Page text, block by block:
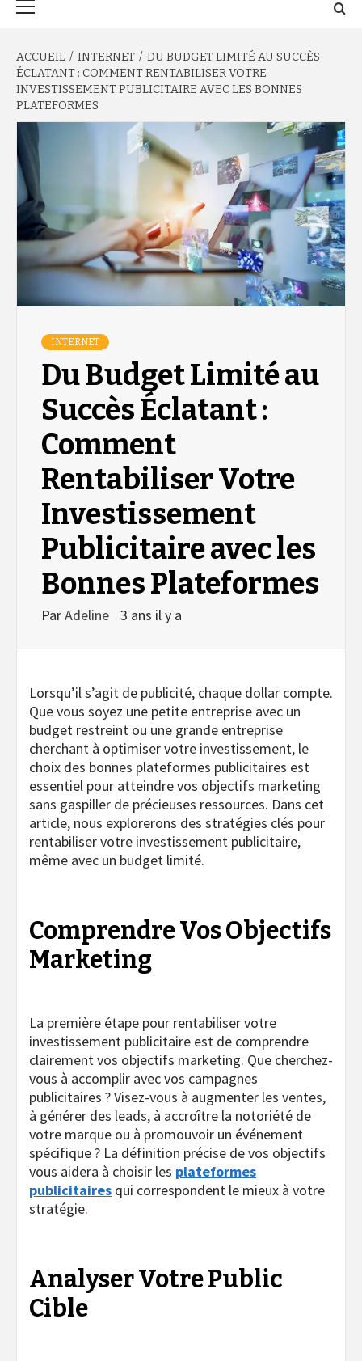
ACCUEIL INTERNET
DU BUDGET LIMITÉ AU SUCCÈS
ÉCLATANT : COMMENT RENTABILISER VOTRE
INVESTISSEMENT PUBLICITAIRE AVEC LES BONNES
PLATEFORMES
INTERNET
Du Budget Limité au
Succès Éclatant :
Comment
Rentabiliser Votre
Investissement
Publicitaire avec les
Bonnes Plateformes
ParAdeline 3 ans il y a
Lorsqu’il s’agit de publicité, chaque dollar compte.
Que vous soyez une petite entreprise avec un
budget restreint ou une grande entreprise
cherchant à optimiser votre investissement, le
choix des bonnes plateformes publicitaires est
essentiel pour atteindre vos objectifs marketing
sans gaspiller de précieuses ressources. Dans cet
article, nous explorerons des stratégies clés pour
rentabiliser votre investissement publicitaire,
même avec un budget limité.
Comprendre Vos Objectifs
Marketing
La première étape pour rentabiliser votre
investissement publicitaire est de comprendre
clairement vos objectifs marketing. Que cherchez-
vous à accomplir avec vos campagnes
publicitaires ? Visez-vous à augmenter les ventes,
à générer des leads, à accroître la notoriété de
votre marque ou à promouvoir un événement
spécifique ? La définition précise de vos objectifs
vous aidera à choisir les plateformes
publicitaires qui correspondent le mieux à votre
stratégie.
Analyser Votre Public
Cible